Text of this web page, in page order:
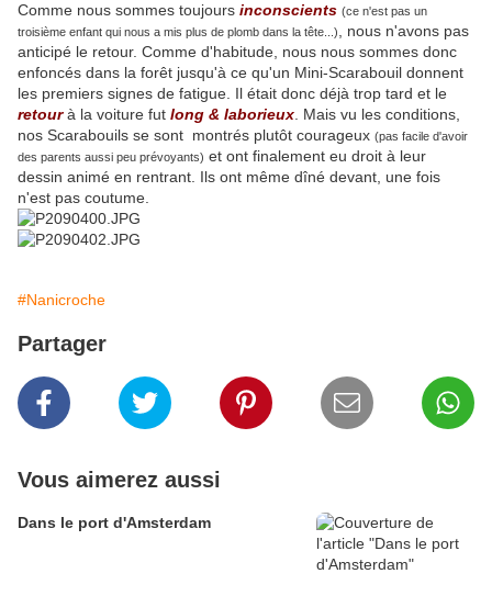
Comme nous sommes toujours inconscients (ce n'est pas un
troisième enfant qui nous a mis plus de plomb dans la tête...)
, nous n'avons pas
anticipé le retour. Comme d'habitude, nous nous sommes donc
enfoncés dans la forêt jusqu'à ce qu'un Mini-Scarabouil donnent
les premiers signes de fatigue. Il était donc déjà trop tard et le
retourà la voiture fut long & laborieux . Mais vu les conditions,
nos Scarabouils se sont montrés plutôt courageux (pas facile d'avoir
des parents aussi peu prévoyants) et ont finalement eu droit à leur
dessin animé en rentrant. Ils ont même dîné devant, une fois
n'est pas coutume.
#Nanicroche
Partager
Vous aimerez aussi
Dans le port d'Amsterdam